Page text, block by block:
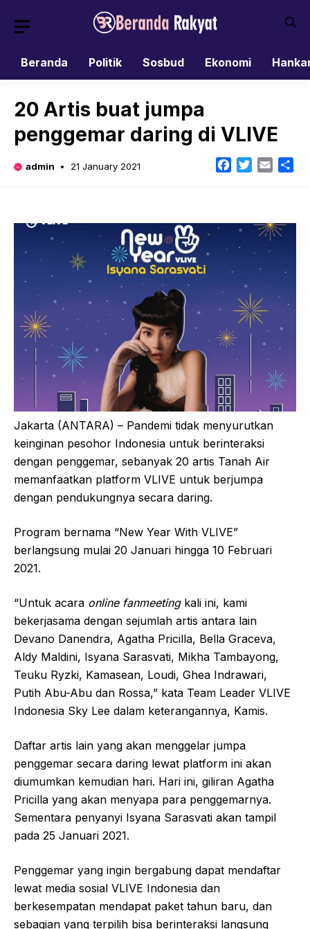
Beranda
Politik Sosbud Ekonomi
20 Artis buat jumpa
penggemar daring di VLIVE
admin 21 January 2021 Facebook
TwitterEmail
Jakarta (ANTARA) – Pandemi tidak menyurutkan
keinginan pesohor Indonesia untuk berinteraksi
dengan penggemar, sebanyak 20 artis Tanah Air
memanfaatkan platform VLIVE untuk berjumpa
dengan pendukungnya secara daring.
Program bernama “New Year With VLIVE”
berlangsung mulai 20 Januari hingga 10 Februari
2021.
“Untuk acara online fanmeeting kali ini, kami
bekerjasama dengan sejumlah artis antara lain
Devano Danendra, Agatha Pricilla, Bella Graceva,
Aldy Maldini, Isyana Sarasvati, Mikha Tambayong,
Teuku Ryzki, Kamasean, Loudi, Ghea Indrawari,
Putih Abu-Abu dan Rossa,” kata Team Leader VLIVE
Indonesia Sky Lee dalam keterangannya, Kamis.
Daftar artis lain yang akan menggelar jumpa
penggemar secara daring lewat platform ini akan
diumumkan kemudian hari. Hari ini, giliran Agatha
Pricilla yang akan menyapa para penggemarnya.
Sementara penyanyi Isyana Sarasvati akan tampil
pada 25 Januari 2021.
Penggemar yang ingin bergabung dapat mendaftar
lewat media sosial VLIVE Indonesia dan
berkesempatan mendapat paket tahun baru, dan
sebagian yang terpilih bisa berinteraksi langsung